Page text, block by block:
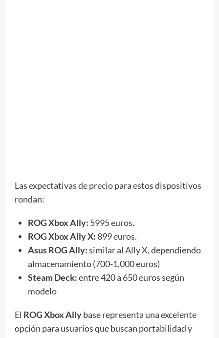
Las expectativas de precio para estos dispositivos
rondan:
ROG Xbox Ally: 5995 euros.
ROG Xbox Ally X: 899 euros.
Asus ROG Ally:similar al Ally X, dependiendo
almacenamiento (700-1,000 euros)
Steam Deck:entre 420 a 650 euros según
modelo
El ROG Xbox Allybase representa una excelente
opción para usuarios que buscan portabilidad y